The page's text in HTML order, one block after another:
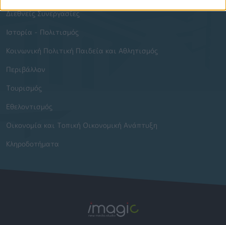
Διεθνείς Συνεργασίες
Ιστορία - Πολιτισμός
Κοινωνική Πολιτική Παιδεία και Αθλητισμός
Περιβάλλον
Τουρισμός
Εθελοντισμός
Οικονομία και Τοπική Οικονομική Ανάπτυξη
Κληροδοτήματα